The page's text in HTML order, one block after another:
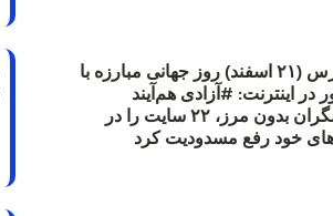
۱۲ مارس (۲۱ اسفند) روز جهانی مبارزه با
در اینترنت: #آزادی هم‌آیند
گزارشگران‌ بدون مرز، ۲۲ سایت را در
خود رفع مسدودیت کرد